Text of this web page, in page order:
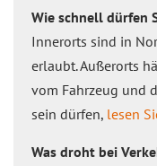
Wie schnell dürfen
Innerorts sind in
erlaubt. Außerorts
vom Fahrzeug und
sein dürfen, lesen
Was droht bei